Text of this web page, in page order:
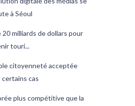
à Séoul
20 milliards de dollars pour
touri...
citoyenneté acceptée
certains cas
plus compétitive que la